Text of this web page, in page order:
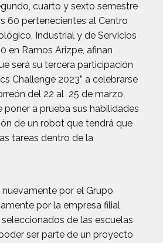
cuarto y sexto semestre
60 pertenecientes al Centro
Industrial y de Servicios
en Ramos Arizpe, afinan
será su tercera participación
Challenge 2023” a celebrarse
del 22 al 25 de marzo,
poner a prueba sus habilidades
de un robot que tendrá que
tareas dentro de la
nuevamente por el Grupo
por la empresa filial
de las escuelas
ser parte de un proyecto